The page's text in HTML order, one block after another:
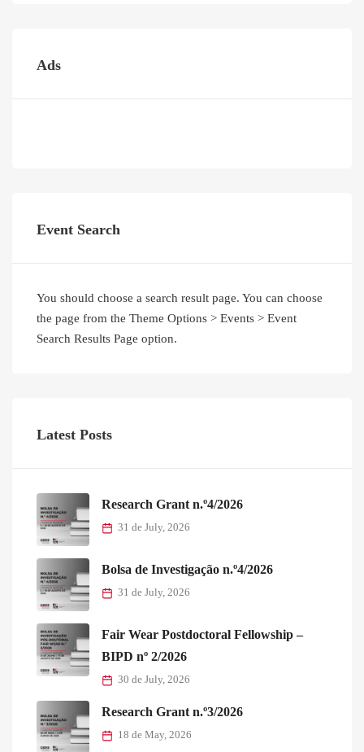
Ads
Event Search
You should choose a search result page. You can choose
the page from the Theme Options > Events > Event
Search Results Page option.
Latest Posts
Research Grant n.º4/2026
31 de July, 2026
Bolsa de Investigação n.º4/2026
31 de July, 2026
Fair Wear Postdoctoral Fellowship –
BIPD nº 2/2026
30 de July, 2026
Research Grant n.º3/2026
18 de May, 2026